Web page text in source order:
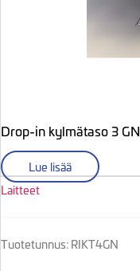
Drop-in kylmätaso 3 GN
Lue lisää
Laitteet
Tuotetunnus: RIKT4GN